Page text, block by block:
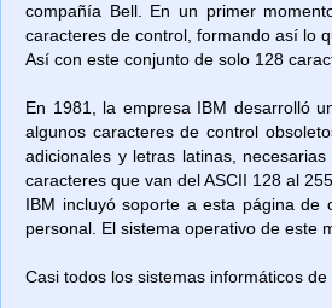
compañía Bell. En un primer
caracteres de control, formando así lo
Así con este conjunto de solo 128
En 1981, la empresa IBM desarrolló
algunos caracteres de control
adicionales y letras latinas,
caracteres que van del ASCII 128 al 255.
IBM incluyó soporte a esta página de
personal. El sistema operativo de este
Casi todos los sistemas informáticos